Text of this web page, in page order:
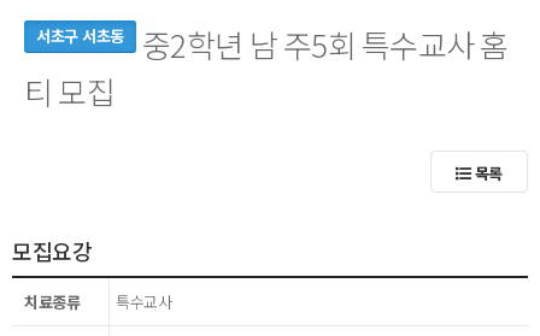
서초구 서초동
중2학년 남 주5회 특수교사 홈
티 모집
목록
모집요강
치료종류 특수교사